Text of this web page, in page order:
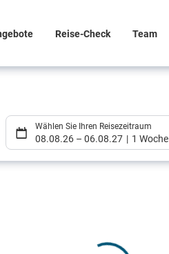
Reise-Check Team
Wählen Sie Ihren Reisezeitraum
08.08.26 – 06.08.27 1 Woche